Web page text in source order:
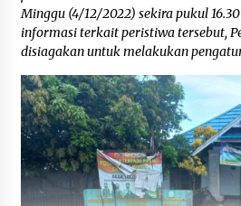
Minggu (4/12/2022) sekira pukul
informasi terkait peristiwa tersebut,
disiagakan untuk melakukan